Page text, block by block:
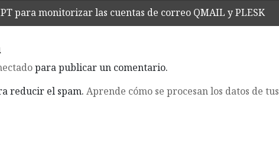
para monitorizar las cuentas de correo QMAIL y PLESK
para publicar un comentario.
reducir el spam. Aprende cómo se procesan los datos de tus